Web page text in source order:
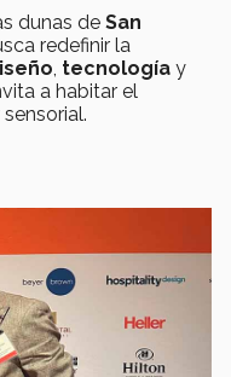
dunas de San
redefinir la
tecnología y
a habitar el